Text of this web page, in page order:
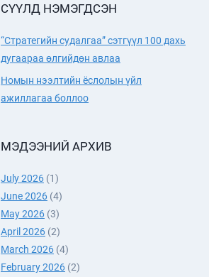
СҮҮЛД НЭМЭГДСЭН
“Стратегийн судалгаа” сэтгүүл 100 дахь
дугаараа өлгийдөн авлаа
Номын нээлтийн ёслолын үйл
ажиллагаа боллоо
МЭДЭЭНИЙ АРХИВ
July 2026 (1)
June 2026 (4)
May 2026 (3)
April 2026 (2)
March 2026 (4)
February 2026 (2)